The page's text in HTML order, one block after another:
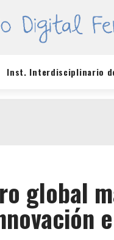
Inst. Interdisciplinario
global